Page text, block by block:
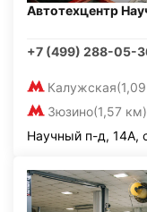
Автотехцентр
+7 (499) 288-05-
Калужская
Зюзино(1,57 км)
Научный п-д, 14А,